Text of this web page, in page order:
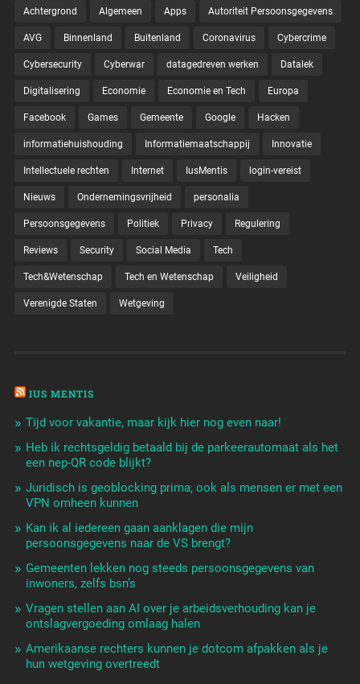
Achtergrond Algemeen Apps Autoriteit Persoonsgegevens
AVG Binnenland Buitenland Coronavirus Cybercrime
Cybersecurity Cyberwar datagedreven werken Datalek
Digitalisering Economie Economie en Tech Europa
Facebook Games Gemeente Google Hacken
informatiehuishouding Informatiemaatschappij Innovatie
Intellectuele rechten Internet IusMentis login-vereist
Nieuws Ondernemingsvrijheid personalia
Persoonsgegevens Politiek Privacy Regulering
Reviews Security Social Media Tech
Tech&Wetenschap Tech en Wetenschap Veiligheid
Verenigde Staten Wetgeving
IUS MENTIS
Tijd voor vakantie, maar kijk hier nog even naar!
Heb ik rechtsgeldig betaald bij de parkeerautomaat als het
een nep-QR code blijkt?
Juridisch is geoblocking prima, ook als mensen er met een
VPN omheen kunnen
Kan ik al iedereen gaan aanklagen die mijn
persoonsgegevens naar de VS brengt?
Gemeenten lekken nog steeds persoonsgegevens van
inwoners, zelfs bsn’s
Vragen stellen aan AI over je arbeidsverhouding kan je
ontslagvergoeding omlaag halen
Amerikaanse rechters kunnen je dotcom afpakken als je
hun wetgeving overtreedt